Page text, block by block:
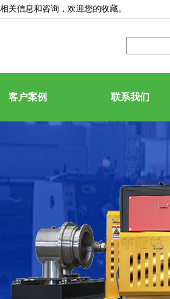
关信息和咨询，欢迎您的收藏。
客户案例 联系我们